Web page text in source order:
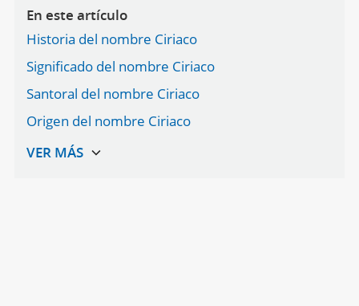
En este artículo
Historia del nombre Ciriaco
Significado del nombre Ciriaco
Santoral del nombre Ciriaco
Origen del nombre Ciriaco